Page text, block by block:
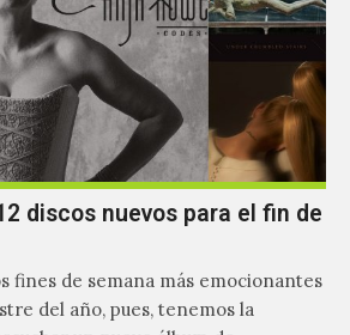
discos nuevos para el fin de
fines de semana más emocionantes
del año, pues, tenemos la